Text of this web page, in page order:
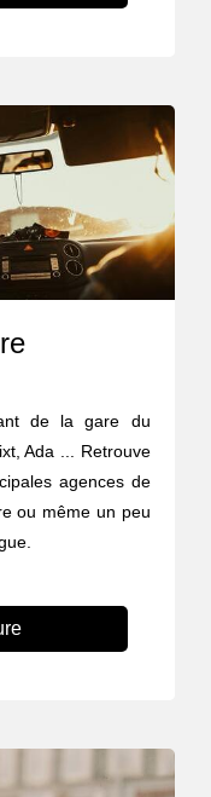
de la gare du
Ada ... Retrouve
agences de
ou même un peu